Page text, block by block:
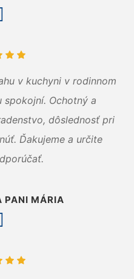
v kuchyni v rodinnom
spokojní. Ochotný a
dôslednosť pri
Ďakujeme a určite
PANI MÁRIA